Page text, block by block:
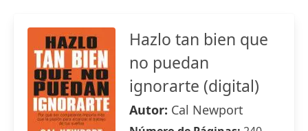
Hazlo tan bien que
no puedan
ignorarte (digital)
Autor: Cal Newport